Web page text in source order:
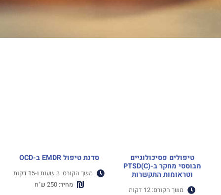
טיפולים פסיכולוגיים
מבוססי מחקר ב-(C)PTSD
וטראומות התקשרות
משך הקורס: 12 דקות
סדנת טיפול EMDR ב-OCD
משך הקורס: 3 שעות ו-15 דקות
מחיר: 250 ש"ח